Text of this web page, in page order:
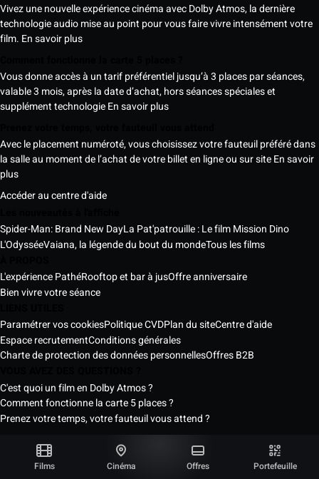
Films Cinéma Offres Portefeuille
Vivez une nouvelle expérience cinéma avec Dolby Atmos, la dernière
technologie audio mise au point pour vous faire vivre intensément votre
film. En savoir plus
Vous donne accès à un tarif préférentiel jusqu’à 3 places par séances,
valable 3 mois, après la date d’achat, hors séances spéciales et
supplément technologieEn savoir plus
Avec le placement numéroté, vous choisissez votre fauteuil préféré dans
la salle au moment de l’achat de votre billet en ligne ou sur siteEn savoir
plus
Accéder au centre d'aide
Spider-Man: Brand New DayLa Pat'patrouille : Le film Mission Dino
L'OdysséeVaiana, la légende du bout du mondeTous les films
L'expérience PathéRooftop et bar à jusOffre anniversaire
Bien vivre votre séance
Paramétrer vos cookiesPolitique CVDPlan du siteCentre d'aide
Espace recrutementConditions générales
Charte de protection des données personnellesOffres B2B
C'est quoi un film en Dolby Atmos ?
Comment fonctionne la carte 5 places ?
Prenez votre temps, votre fauteuil vous attend ?
Les Cinémas Pathé Sénégal © 2026
Tous droits réservés ®